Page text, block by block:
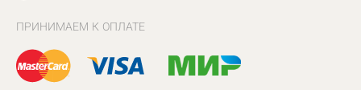
ПРИНИМАЕМ К ОПЛАТЕ